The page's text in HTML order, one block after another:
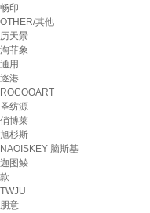
畅印
OTHER/其他
历天景
淘菲象
通用
逐港
ROCOOART
圣纺源
俏博莱
旭杉斯
NAOISKEY 脑斯基
迦图鲮
款
TWJU
朋意